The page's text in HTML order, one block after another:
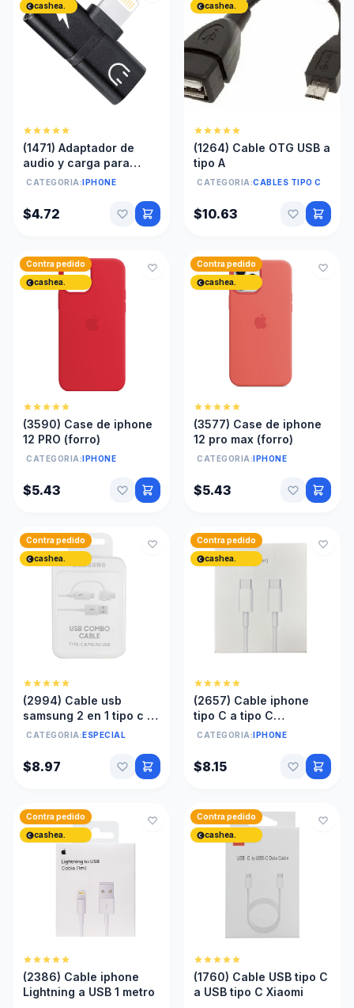
cashea.
(1471) Adaptador de
audio y carga para
iphone
CATEGORIA:IPHONE
$4.72
cashea.
(1264) Cable OTG USB a
tipo A
CATEGORIA:CABLES TIPO C
$10.63
Contra pedido
cashea.
(3590) Case de iphone
12 PRO (forro)
CATEGORIA:IPHONE
$5.43
Contra pedido
cashea.
(3577) Case de iphone
12 pro max (forro)
CATEGORIA:IPHONE
$5.43
Contra pedido
cashea.
(2994) Cable usb
samsung 2 en 1 tipo c y
micro
CATEGORIA:ESPECIAL
$8.97
Contra pedido
cashea.
(2657) Cable iphone
tipo C a tipo C
certificado
CATEGORIA:IPHONE
$8.15
Contra pedido
cashea.
(2386) Cable iphone
Lightning a USB 1 metro
Contra pedido
cashea.
(1760) Cable USB tipo C
a USB tipo C Xiaomi